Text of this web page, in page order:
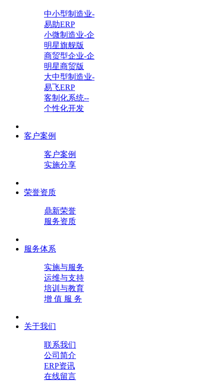
中小型制造业-
易助ERP
小微制造业-企
明星旗舰版
商贸型企业-企
明星商贸版
大中型制造业-
易飞ERP
客制化系统--
个性化开发
客户案例
客户案例
实施分享
荣誉资质
鼎新荣誉
服务资质
服务体系
实施与服务
运维与支持
培训与教育
增 值 服 务
关于我们
联系我们
公司简介
ERP资讯
在线留言